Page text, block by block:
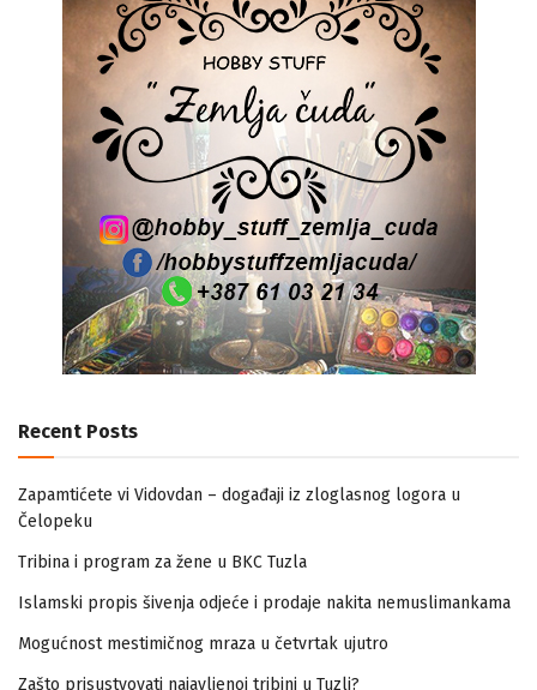
Recent Posts
Zapamtićete vi Vidovdan – događaji iz zloglasnog logora u
Čelopeku
Tribina i program za žene u BKC Tuzla
Islamski propis šivenja odjeće i prodaje nakita nemuslimankama
Mogućnost mestimičnog mraza u četvrtak ujutro
Zašto prisustvovati najavljenoj tribini u Tuzli?